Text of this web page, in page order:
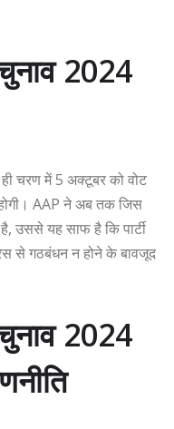
चुनाव 2024
चरण में 5 अक्टूबर को वोट
AAP ने अब तक जिस
उससे यह साफ है कि पार्टी
से गठबंधन न होने के बावजूद
चुनाव 2024